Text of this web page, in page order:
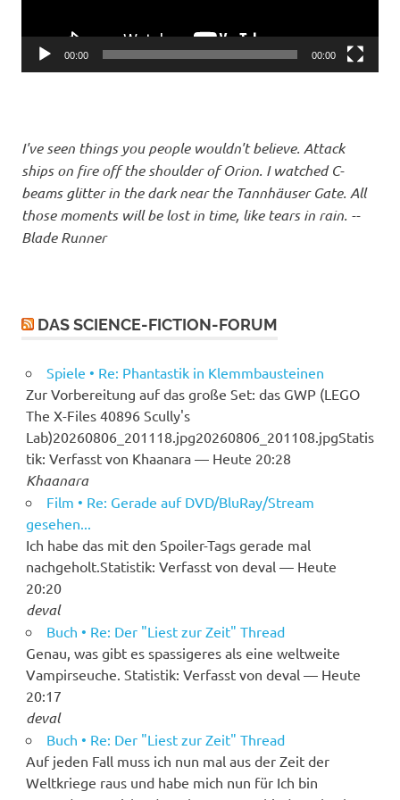
00:00 00:00
I've seen things you people wouldn't believe. Attack
ships on fire off the shoulder of Orion. I watched C-
beams glitter in the dark near the Tannhäuser Gate. All
those moments will be lost in time, like tears in rain. --
Blade Runner
DAS SCIENCE-FICTION-FORUM
Spiele • Re: Phantastik in Klemmbausteinen
Zur Vorbereitung auf das große Set: das GWP (LEGO
The X-Files 40896 Scully's
Lab)20260806_201118.jpg20260806_201108.jpgStatis
tik: Verfasst von Khaanara — Heute 20:28
Khaanara
Film • Re: Gerade auf DVD/BluRay/Stream
gesehen...
Ich habe das mit den Spoiler-Tags gerade mal
nachgeholt.Statistik: Verfasst von deval — Heute
20:20
deval
Buch • Re: Der "Liest zur Zeit" Thread
Genau, was gibt es spassigeres als eine weltweite
Vampirseuche. Statistik: Verfasst von deval — Heute
20:17
deval
Buch • Re: Der "Liest zur Zeit" Thread
Auf jeden Fall muss ich nun mal aus der Zeit der
Weltkriege raus und habe mich nun für Ich bin